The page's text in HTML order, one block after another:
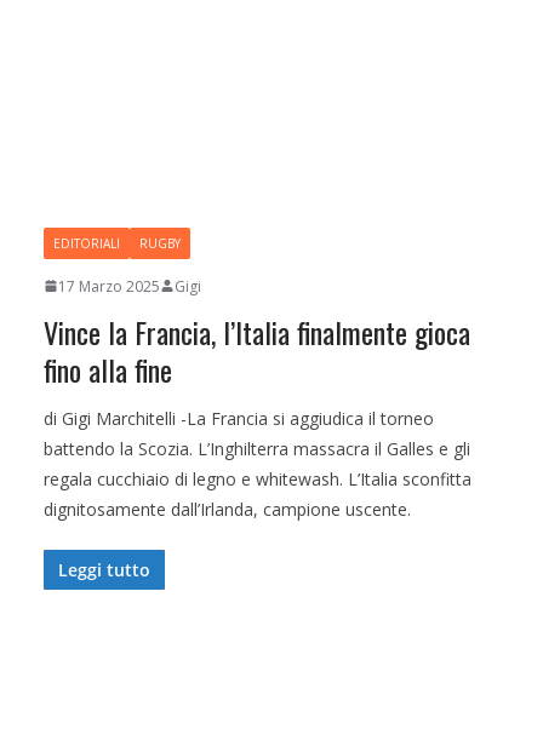
EDITORIALI RUGBY
17 Marzo 2025 Gigi
Vince la Francia, l’Italia finalmente gioca
fino alla fine
di Gigi Marchitelli -La Francia si aggiudica il torneo
battendo la Scozia. L’Inghilterra massacra il Galles e gli
regala cucchiaio di legno e whitewash. L’Italia sconfitta
dignitosamente dall’Irlanda, campione uscente.
Leggi tutto